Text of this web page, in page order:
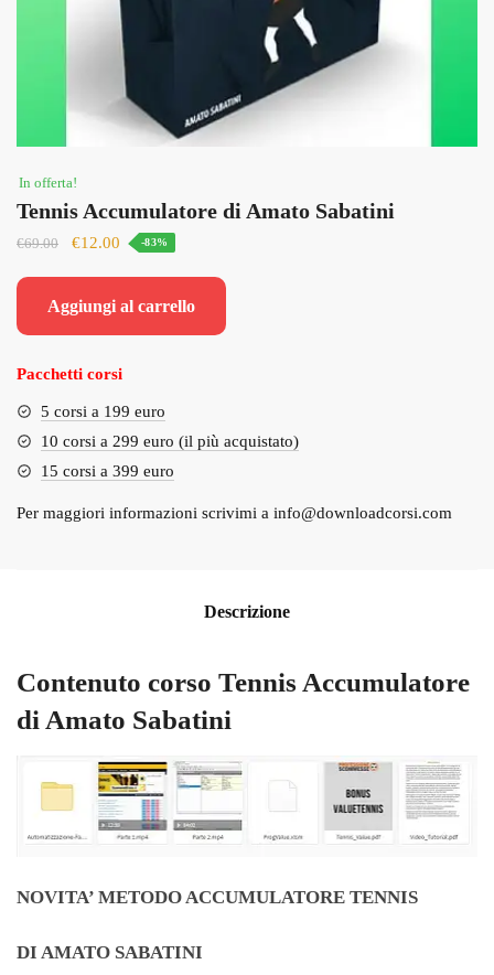
In offerta!
Tennis Accumulatore di Amato Sabatini
€69.00
Il
era:
€12.00 Il
è:
-83%
Aggiungi al carrello
Pacchetti corsi
5 corsi a 199 euro
10 corsi a 299 euro (il più acquistato)
15 corsi a 399 euro
Per maggiori informazioni scrivimi a info@downloadcorsi.com
Descrizione
Contenuto corso Tennis Accumulatore
di Amato Sabatini
NOVITA’ METODO ACCUMULATORE TENNIS
DI AMATO SABATINI